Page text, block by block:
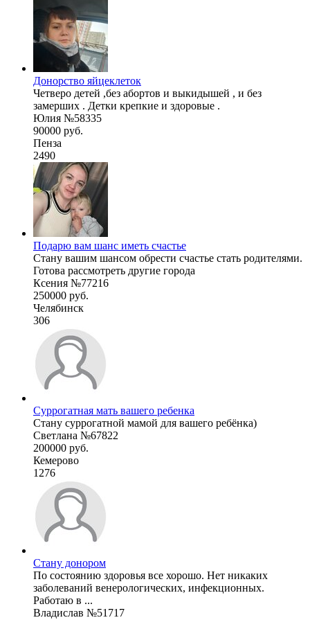
Донорство яйцеклеток
Четверо детей ,без абортов и выкидышей , и без
замерших . Детки крепкие и здоровые .
Юлия №58335
90000 руб.
Пенза
2490
Подарю вам шанс иметь счастье
Стану вашим шансом обрести счастье стать родителями.
Готова рассмотреть другие города
Ксения №77216
250000 руб.
Челябинск
306
Суррогатная мать вашего ребенка
Стану суррогатной мамой для вашего ребёнка)
Светлана №67822
200000 руб.
Кемерово
1276
Стану донором
По состоянию здоровья все хорошо. Нет никаких
заболеваний венерологических, инфекционных.
Работаю в ...
Владислав №51717